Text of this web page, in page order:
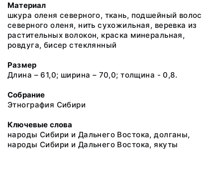
Материал
шкура оленя северного, ткань, подшейный волос
северного оленя, нить сухожильная, веревка из
растительных волокон, краска минеральная,
ровдуга, бисер стеклянный
Размер
Длина – 61,0; ширина – 70,0; толщина - 0,8.
Собрание
Этнография Сибири
Ключевые слова
народы Сибири и Дальнего Востока, долганы,
народы Сибири и Дальнего Востока, якуты